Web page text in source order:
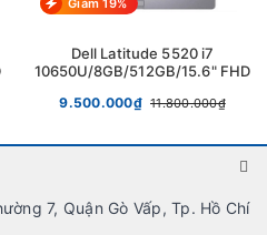
và hiển thị rõ nét, giúp nâng
Dell Latitude 5520 i7
10650U/8GB/512GB/15.6" FHD
9.500.000₫ 11.800.000₫
7, Quận Gò Vấp, Tp. Hồ Chí